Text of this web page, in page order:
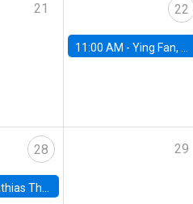
21 22
11:00 AM -Ying Fan, University of Michigan
28
University of Lausanne
29